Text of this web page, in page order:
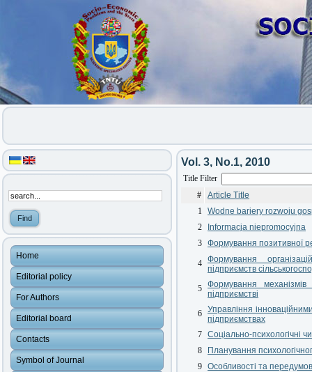
Home
Editorial policy
For Authors
Editorial board
Contacts
Symbol of Journal
Vol. 3, No.1, 2010
Title Filter
#
Article Title
1
Wodne bariery rozwoju
2
Informacja niepromocyjna
3 Формування позитивної
4 Формування
підприємств
5 Формування
підприємстві
6 Управління
підприємствах
7 Соціально-психологічні
8
Планування
9 Особливості та